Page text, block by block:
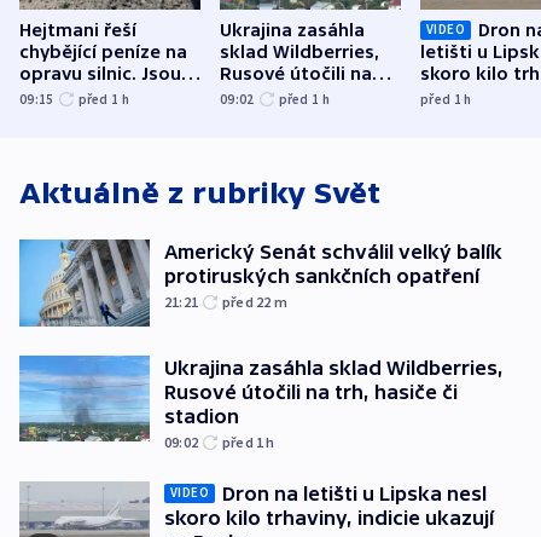
Hejtmani řeší
chybějící peníze na
opravu silnic. Jsou
nenárokové, namítá
09:15 před 1 h
Ukrajina zasáhla
sklad Wildberries,
Rusové útočili na
trh, hasiče či
09:02 před 1 h
VIDEO
Dron
letišti u
skoro kilo
indicie
před 1h
Aktuálně z rubriky Svět
Americký Senát schválil velký balík
protiruských sankčních opatření
21:21 před 22 m
Ukrajina zasáhla sklad Wildberries,
Rusové útočili na trh, hasiče či
stadion
09:02 před 1h
VIDEO
Dron na letišti u Lipska nesl
skoro kilo trhaviny, indicie ukazují